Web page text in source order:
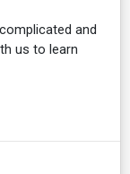
and
us to learn